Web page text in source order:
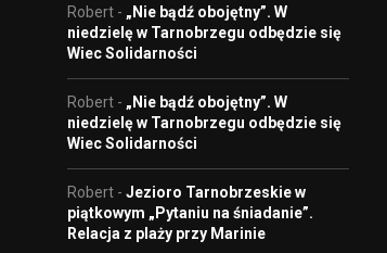
Robert - „Nie bądź obojętny”. W
niedzielę w Tarnobrzegu odbędzie się
Wiec Solidarności
Robert - „Nie bądź obojętny”. W
niedzielę w Tarnobrzegu odbędzie się
Wiec Solidarności
Robert - Jezioro Tarnobrzeskie w
piątkowym „Pytaniu na śniadanie”.
Relacja z plaży przy Marinie